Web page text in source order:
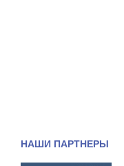
НАШИ ПАРТНЕРЫ